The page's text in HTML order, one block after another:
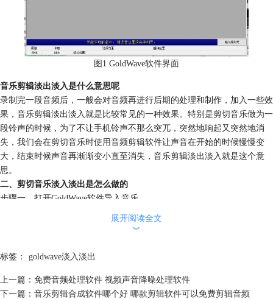
图1 GoldWave软件界面
音乐剪辑淡出淡入是什么意思呢
录制完一段音频后，一般会对音频再进行后期的处理和制作，加入一些效
果，音乐剪辑淡出淡入就是比较常见的一种效果。特别是剪切音乐做为一
段铃声的时候，为了不让手机铃声不那么突兀，突然地响起又突然地消
失，我们会在剪切音乐时使用音频剪辑软件让声音在开始的时候慢慢变
大，结束时候声音再渐渐变小直至消失，音乐剪辑淡出淡入就是这个意
思。
二、剪切音乐淡入淡出是怎么做的
步骤一、打开GoldWave软件导入音乐
打开GoldWave软件，找到目标音乐文件将其直接拖入GoldWave软件界面
即可。还有一种方法是找到GoldWave软件上方工具栏的【打开】指令并
展开阅读全文
︾
标签： goldwave淡入淡出
上一篇： 免费音频处理软件 视频声音降噪处理软件
下一篇： 音乐剪辑合成软件哪个好 哪款剪辑软件可以免费剪辑音频